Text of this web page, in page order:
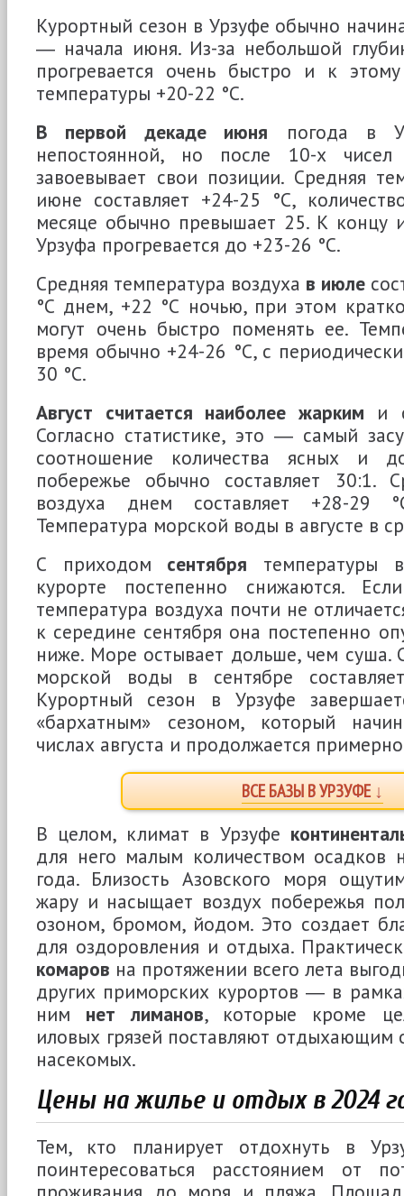
Курортный сезон в Урзуфе обычно
― начала июня. Из-за небольшой
прогревается очень быстро и к
температуры +20-22 °С.
В первой декаде июня погода в
непостоянной, но после 10-х чисел
завоевывает свои позиции. Средняя
июне составляет +24-25 °С,
месяце обычно превышает 25. К концу
Урзуфа прогревается до +23-26 °С.
Средняя температура воздуха в июле
°С днем, +22 °С ночью, при этом
могут очень быстро поменять ее.
время обычно +24-26 °С, с
30 °С.
Август считается наиболее жарким и
Согласно статистике, это ― самый
соотношение количества ясных и
побережье обычно составляет 30:1.
воздуха днем составляет +28-
Температура морской воды в августе в
С приходом сентября температуры
курорте постепенно снижаются.
температура воздуха почти не
к середине сентября она постепенно
ниже. Море остывает дольше, чем суша.
морской воды в сентябре
Курортный сезон в Урзуфе
«бархатным» сезоном, который
числах августа и продолжается
ВСЕ БАЗЫ В УРЗУФЕ ↓
В целом, климат в Урзуфе
для него малым количеством осадков
года. Близость Азовского моря
жару и насыщает воздух побережья
озоном, бромом, йодом. Это создает
для оздоровления и отдыха.
комаров на протяжении всего лета
других приморских курортов ― в
ним нет лиманов, которые кроме
иловых грязей поставляют отдыхающим
насекомых.
Цены на жилье и отдых в 2024
Тем, кто планирует отдохнуть в
поинтересоваться расстоянием от